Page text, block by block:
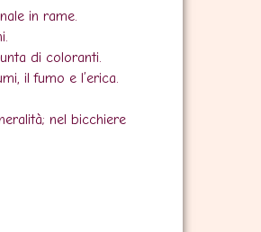
in rame.
di coloranti.
il fumo e l’erica.
nel bicchiere